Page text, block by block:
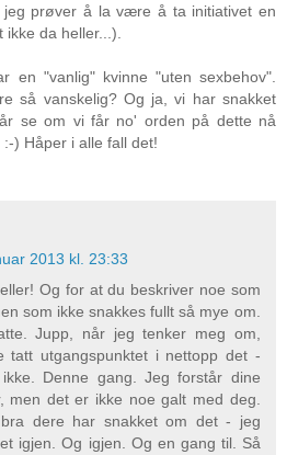
prøver å la være å ta initiativet en
ikke da heller...).
en "vanlig" kvinne "uten sexbehov".
så vanskelig? Og ja, vi har snakket
se om vi får no' orden på dette nå
) Håper i alle fall det!
2013 kl. 23:33
Og for at du beskriver noe som
som ikke snakkes fullt så mye om.
Jupp, når jeg tenker meg om,
tatt utgangspunktet i nettopp det -
Denne gang. Jeg forstår dine
men det er ikke noe galt med deg.
dere har snakket om det - jeg
igjen. Og igjen. Og en gang til. Så